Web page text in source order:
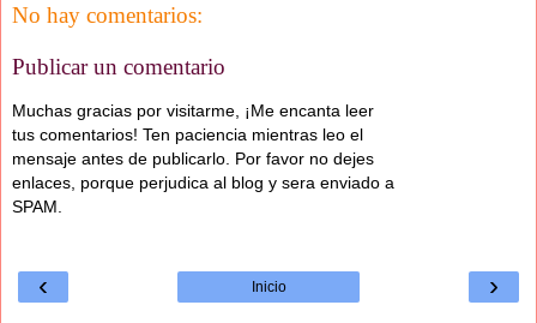
No hay comentarios:
Publicar un comentario
Muchas gracias por visitarme, ¡Me encanta leer
tus comentarios! Ten paciencia mientras leo el
mensaje antes de publicarlo. Por favor no dejes
enlaces, porque perjudica al blog y sera enviado a
SPAM.
‹ ›
Inicio